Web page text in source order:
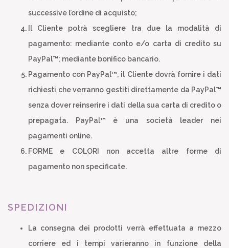
successive l’ordine di acquisto;
Il Cliente potrà scegliere tra due la modalità di
pagamento: mediante conto e/o carta di credito su
PayPal™; mediante bonifico bancario.
Pagamento con PayPal™, il Cliente dovrà fornire i dati
richiesti che verranno gestiti direttamente da PayPal™
senza dover reinserire i dati della sua carta di credito o
prepagata. PayPal™ è una società leader nei
pagamenti online.
FORME e COLORI non accetta altre forme di
pagamento non specificate.
SPEDIZIONI
La consegna dei prodotti verrà effettuata a mezzo
corriere ed i tempi varieranno in funzione della